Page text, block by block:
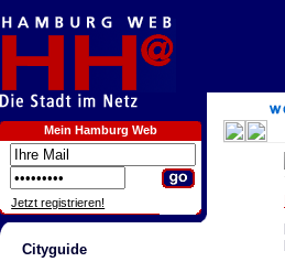
Mein Hamburg Web
Jetzt registrieren!
Cityguide